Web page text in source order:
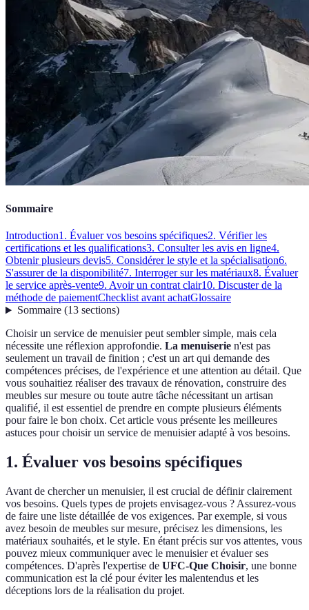
Sommaire
Introduction1. Évaluer vos besoins spécifiques2. Vérifier les
certifications et les qualifications3. Consulter les avis en ligne4.
Obtenir plusieurs devis5. Considérer le style et la spécialisation6.
S'assurer de la disponibilité7. Interroger sur les matériaux8. Évaluer
le service après-vente9. Avoir un contrat clair10. Discuster de la
méthode de paiementChecklist avant achatGlossaire
Sommaire(13 sections)
Choisir un service de menuisier peut sembler simple, mais cela
nécessite une réflexion approfondie. La menuiserie n'est pas
seulement un travail de finition ; c'est un art qui demande des
compétences précises, de l'expérience et une attention au détail. Que
vous souhaitiez réaliser des travaux de rénovation, construire des
meubles sur mesure ou toute autre tâche nécessitant un artisan
qualifié, il est essentiel de prendre en compte plusieurs éléments
pour faire le bon choix. Cet article vous présente les meilleures
astuces pour choisir un service de menuisier adapté à vos besoins.
1. Évaluer vos besoins spécifiques
Avant de chercher un menuisier, il est crucial de définir clairement
vos besoins. Quels types de projets envisagez-vous ? Assurez-vous
de faire une liste détaillée de vos exigences. Par exemple, si vous
avez besoin de meubles sur mesure, précisez les dimensions, les
matériaux souhaités, et le style. En étant précis sur vos attentes, vous
pouvez mieux communiquer avec le menuisier et évaluer ses
compétences. D'après l'expertise de UFC-Que Choisir, une bonne
communication est la clé pour éviter les malentendus et les
déceptions lors de la réalisation du projet.